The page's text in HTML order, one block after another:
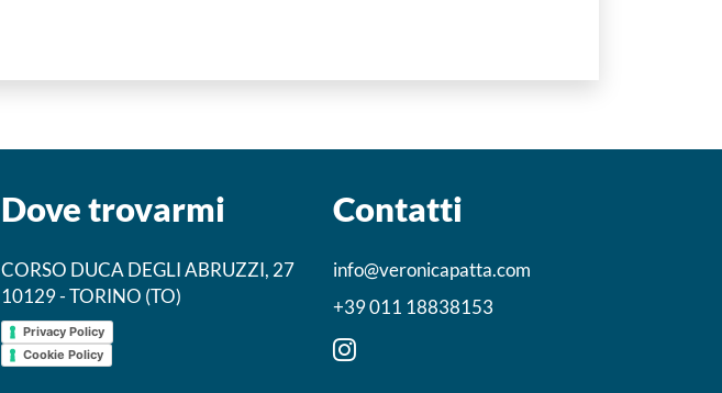
Dove trovarmi
CORSO DUCA DEGLI ABRUZZI, 27
10129 - TORINO (TO)
Privacy Policy
Cookie Policy
Contatti
info@veronicapatta.com
+39 011 18838153